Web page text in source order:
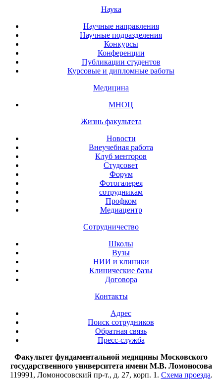
Наука
Научные направления
Научные подразделения
Конкурсы
Конференции
Публикации студентов
Курсовые и дипломные работы
Медицина
МНОЦ
Жизнь факультета
Новости
Внеучебная работа
Клуб менторов
Студсовет
Форум
Фотогалерея
сотрудникам
Профком
Медиацентр
Сотрудничество
Школы
Вузы
НИИ и клиники
Клинические базы
Договора
Контакты
Адрес
Поиск сотрудников
Обратная связь
Пресс-служба
Факультет фундаментальной медицины Московского
государственного университета имени М.В. Ломоносова
119991, Ломоносовский пр-т., д. 27, корп. 1. Схема проезда.